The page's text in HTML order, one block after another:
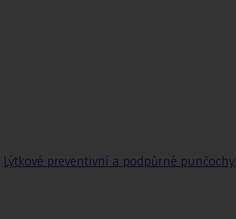
Lýtkové preventivní a podpůrné punčochy,